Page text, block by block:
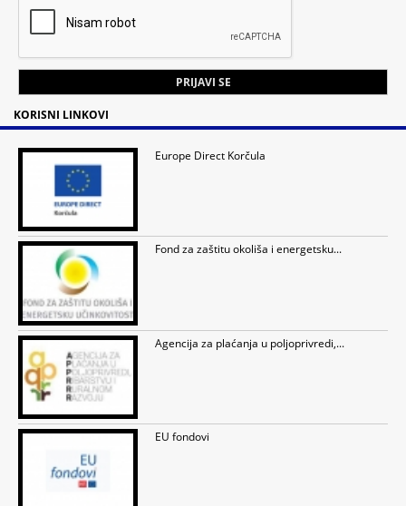
KORISNI LINKOVI
Europe Direct Korčula
Fond za zaštitu okoliša i energetsku...
Agencija za plaćanja u poljoprivredi,...
EU fondovi